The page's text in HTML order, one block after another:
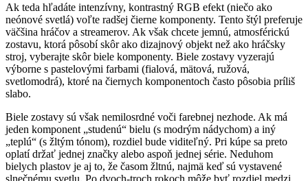
Ak teda hľadáte intenzívny, kontrastný RGB efekt (niečo ako
neónové svetlá) voľte radšej čierne komponenty. Tento štýl preferuje
väčšina hráčov a streamerov. Ak však chcete jemnú, atmosférickú
zostavu, ktorá pôsobí skôr ako dizajnový objekt než ako hráčsky
stroj, vyberajte skôr biele komponenty. Biele zostavy vyzerajú
výborne s pastelovými farbami (fialová, mätová, ružová,
svetlomodrá), ktoré na čiernych komponentoch často pôsobia príliš
slabo.
Biele zostavy sú však nemilosrdné voči farebnej nezhode. Ak má
jeden komponent „studenú“ bielu (s modrým nádychom) a iný
„teplú“ (s žltým tónom), rozdiel bude viditeľný. Pri kúpe sa preto
oplatí držať jednej značky alebo aspoň jednej série. Neduhom
bielych plastov je aj to, že časom žltnú, najmä keď sú vystavené
slnečnému svetlu. Po dvoch-troch rokoch môže byť rozdiel medzi